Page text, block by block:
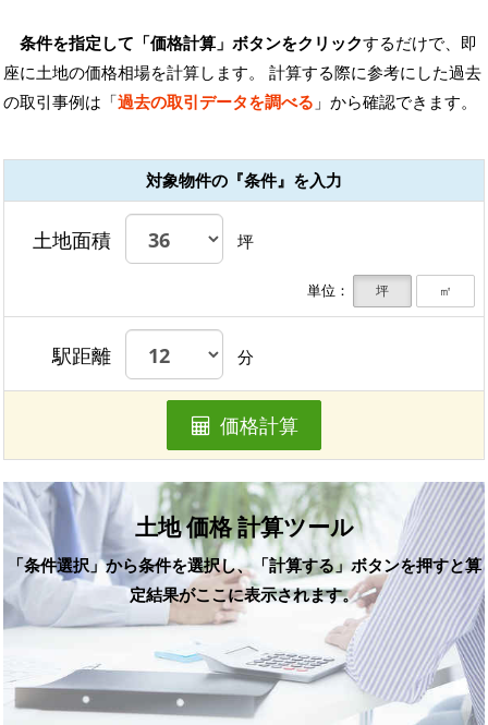
条件を指定して「価格計算」ボタンをクリックするだけで、即
座に土地の価格相場を計算します。 計算する際に参考にした過去
の取引事例は「過去の取引データを調べる 」から確認できます。
対象物件の『条件』を入力
土地面積 坪
単位： 坪 ㎡
駅距離 分
価格計算
土地 価格 計算ツール
「条件選択」から条件を選択し、「計算する」ボタンを押すと算
定結果がここに表示されます。